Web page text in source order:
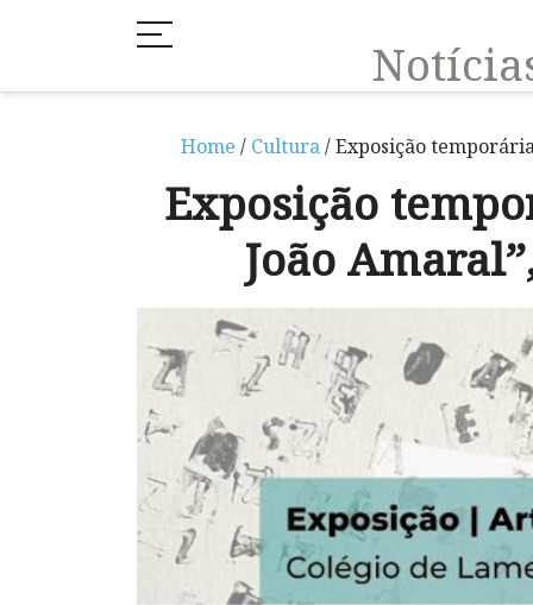
Home / Cultura/ Exposição temporária
Exposição
João